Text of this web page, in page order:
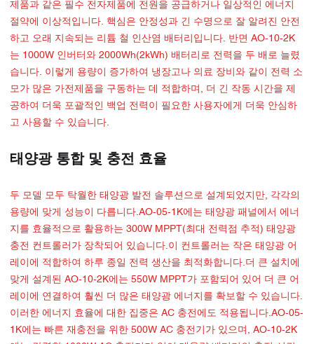
제품과 같은 필수 전자제품에 전원을 공급하거나 일상적인 에너지
절약에 이상적입니다. 핵심은 안정성과 긴 수명으로 잘 알려진 안전
하고 오래 지속되는 리튬 철 인산염 배터리입니다. 반면 AO-10-2K
는 1000W 인버터와 2000Wh(2kWh) 배터리로 전력을 두 배로 늘렸
습니다. 이렇게 용량이 증가하여 냉장고나 의료 장비와 같이 전력 소
모가 많은 가전제품을 구동하는 데 적합하며, 더 긴 작동 시간을 제
공하여 더욱 포괄적인 백업 전력이 필요한 사용자에게 더욱 안심하
고 사용할 수 있습니다.
태양광 통합 및 충전 효율
두 모델 모두 탁월한 태양광 발전 솔루션으로 설계되었지만, 각각의
용량에 맞게 성능이 다릅니다.AO-05-1K에는 태양광 패널에서 에너
지를 효율적으로 활용하는 300W MPPT(최대 전력점 추적) 태양광
충전 컨트롤러가 장착되어 있습니다.이 컨트롤러는 작은 태양광 어
레이에 적합하여 하루 종일 전력 생산을 최적화합니다.더 큰 설치에
맞게 설계된 AO-10-2K에는 550W MPPT가 포함되어 있어 더 큰 어
레이에 연결하여 훨씬 더 많은 태양광 에너지를 확보할 수 있습니다.
이러한 에너지 효율에 대한 집중은 AC 충전에도 적용됩니다.AO-05-
1K에는 빠른 재충전을 위한 500W AC 충전기가 있으며, AO-10-2K